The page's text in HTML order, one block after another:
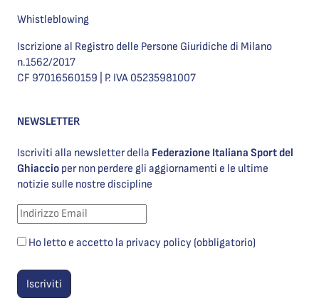
Whistleblowing
Iscrizione al Registro delle Persone Giuridiche di Milano
n.1562/2017
CF 97016560159 | P. IVA 05235981007
NEWSLETTER
Iscriviti alla newsletter della Federazione Italiana Sport del
Ghiaccio per non perdere gli aggiornamenti e le ultime
notizie sulle nostre discipline
Ho letto e accetto la privacy policy (obbligatorio)